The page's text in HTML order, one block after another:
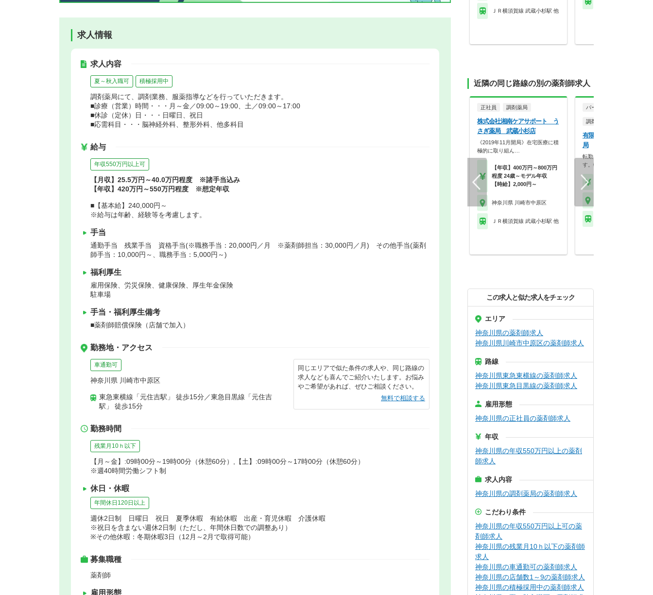
求人情報
求人内容
夏～秋入職可 積極採用中
調剤薬局にて、調剤業務、服薬指導などを行っていただきます。
■診療（営業）時間・・・月～金／09:00～19:00、土／09:00～17:00
■休診（定休）日・・・日曜日、祝日
■応需科目・・・脳神経外科、整形外科、他多科目
給与
年収550万円以上可
【月収】25.5万円～40.0万円程度 ※諸手当込み
【年収】420万円～550万円程度 ※想定年収
■【基本給】240,000円～
※給与は年齢、経験等を考慮します。
手当
通勤手当 残業手当 資格手当(※職務手当：20,000円／月 ※薬剤師担当：30,000円／月) その他手当(薬剤
師手当：10,000円～、職務手当：5,000円～)
福利厚生
雇用保険、労災保険、健康保険、厚生年金保険
駐車場
手当・福利厚生備考
■薬剤師賠償保険（店舗で加入）
勤務地・アクセス
車通勤可
神奈川県 川崎市中原区
東急東横線「元住吉駅」 徒歩15分／東急目黒線「元住吉
駅」 徒歩15分
同じエリアで似た条件の求人や、同じ路線の
求人なども喜んでご紹介いたします。お悩み
やご希望があれば、ぜひご相談ください。
無料で相談する
勤務時間
残業月10ｈ以下
【月～金】:09時00分～19時00分（休憩60分）,【土】:09時00分～17時00分（休憩60分）
※週40時間労働シフト制
休日・休暇
年間休日120日以上
週休2日制 日曜日 祝日 夏季休暇 有給休暇 出産・育児休暇 介護休暇
※祝日を含まない週休2日制（ただし、年間休日数での調整あり）
※その他休暇：冬期休暇3日（12月～2月で取得可能）
募集職種
薬剤師
雇用形態
ＪＲ横須賀線 武蔵小杉駅 他
近隣の同じ路線の別の薬剤師求人
正社員 調剤薬局
株式会社湘南ケアサポート う
さぎ薬局 武蔵小杉店
《2019年11月開局》在宅医療に積
極的に取り組ん…
【年収】400万円～800万円
程度 24歳～モデル年収
【時給】2,000円～
神奈川県 川崎市中原区
ＪＲ横須賀線 武蔵小杉駅 他
パート・アルバイト
調剤薬局
有限会社イシダ薬局 市
局
転勤なしで人間関係が深まり
す。転勤のない安定的な…
この求人と似た求人をチェック
エリア
神奈川県の薬剤師求人
神奈川県川崎市中原区の薬剤師求人
路線
神奈川県東急東横線の薬剤師求人
神奈川県東急目黒線の薬剤師求人
雇用形態
神奈川県の正社員の薬剤師求人
年収
神奈川県の年収550万円以上の薬剤
師求人
求人内容
神奈川県の調剤薬局の薬剤師求人
こだわり条件
神奈川県の年収550万円以上可の薬
剤師求人
神奈川県の残業月10ｈ以下の薬剤師
求人
神奈川県の車通勤可の薬剤師求人
神奈川県の店舗数1～9の薬剤師求人
神奈川県の積極採用中の薬剤師求人